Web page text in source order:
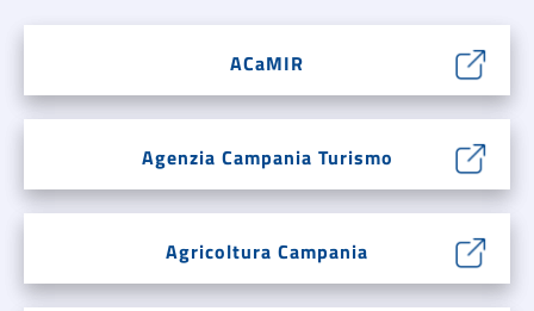
ACaMIR
Agenzia Campania Turismo
Agricoltura Campania